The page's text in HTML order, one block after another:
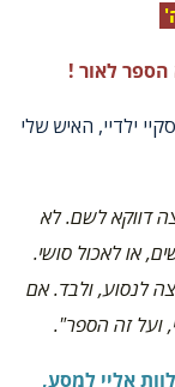
הספר לאור !
את עסקיי ילדיי, האיש שלי
דווקא לשם. לא
או לאכול סושי.
לנסוע, ולבד. אם
ועל זה הספר".
אליי למסע,